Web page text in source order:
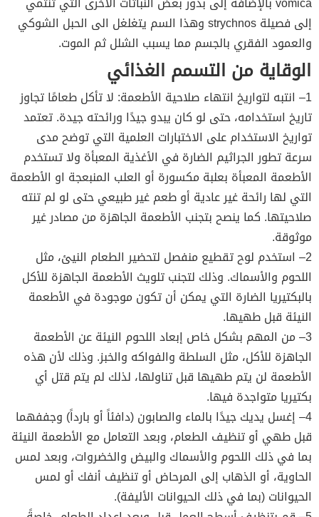
إلى فصيلة strychnos وهذا السم يتغلغل الى الحبل الشوكي
والعمود الفقري بالجسم مما يسبب الشلل ثم الموت.
الوقاية من التسمم الغذائي
1– انتبه لتواريخ انتهاء صلاحية الأطعمة: لا تأكل طعامًا تجاوز
تاريخ استخدامه، حتى لو كان يبدو جيدًا ورائحته جيدة. تعتمد
تواريخ الاستخدام على الاختبارات العلمية التي توضح مدى
سرعة تطور الجراثيم الضارة في الأغذية المعبأة ولا تستخدم
الأطعمة المعبأة بعلبة مكسورة أو العلب المنبعجة او الأطعمة
التي لها رائحة غير عادية أو طعم غير طبيعي حتى لو لم تنته
صلاحيتها. كما ينصح بتجنب الأطعمة الجاهزة من مصادر غير
موثوقة.
2– استخدم لوح تقطيع منفصل لتحضير الطعام النيئ، مثل
اللحوم والأسماك. وذلك لتجنب تلويث الأطعمة الجاهزة للأكل
بالبكتيريا الضارة التي يمكن أن تكون موجودة في الأطعمة
النيئة قبل طهيها.
3– من المهم بشكل خاص إبعاد اللحوم النيئة عن الأطعمة
الجاهزة للأكل، مثل السلطة والفواكه والخبز. وذلك لأن هذه
الأطعمة لن يتم طهيها قبل تناولها، لذلك لم يتم قتل أي
بكتيريا متواجدة فيها.
4– إغسل يديك جيدًا بالماء والصابون (دافئاً أو بارداً) وجففهما
قبل طهي أو تنظيف الطعام، وبعد التعامل مع الأطعمة النيئة
بما في ذلك اللحوم والأسماك والبيض والخضروات، وبعد لمس
الحاوية، أو الذهاب إلى المرحاض أو تنظيف أنفك أو لمس
الحيوانات (بما في ذلك الحيوانات الأليفة).